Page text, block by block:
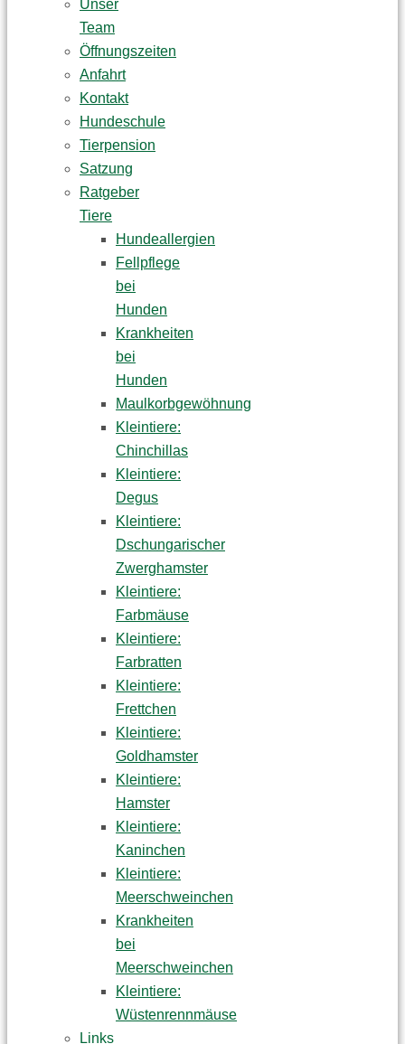
Unser
Team
Öffnungszeiten
Anfahrt
Kontakt
Hundeschule
Tierpension
Satzung
Ratgeber
Tiere
Hundeallergien
Fellpflege
bei
Hunden
Krankheiten
bei
Hunden
Maulkorbgewöhnung
Kleintiere:
Chinchillas
Kleintiere:
Degus
Kleintiere:
Dschungarischer
Zwerghamster
Kleintiere:
Farbmäuse
Kleintiere:
Farbratten
Kleintiere:
Frettchen
Kleintiere:
Goldhamster
Kleintiere:
Hamster
Kleintiere:
Kaninchen
Kleintiere:
Meerschweinchen
Krankheiten
bei
Meerschweinchen
Kleintiere:
Wüstenrennmäuse
Links